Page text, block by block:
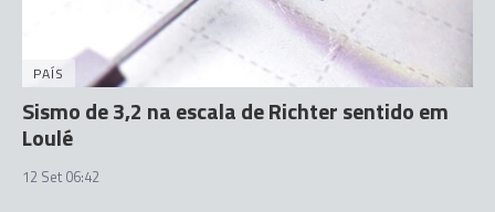
PAÍS
Sismo de 3,2 na escala de Richter sentido em
Loulé
12 Set 06:42